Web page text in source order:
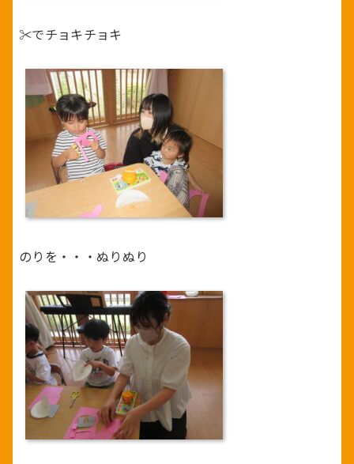
✂でチョキチョキ
のりを・・・ぬりぬり